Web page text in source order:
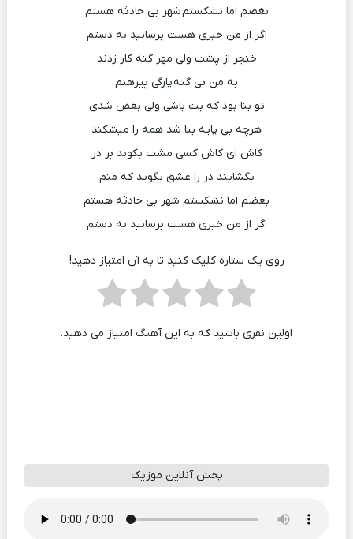
بغضم اما نشکستم شهر بی حادثه هستم
اگر از من خبری هست برسانید به دستم
خنجر از پشت ولی مهر گنه کار زدند
به من بی گنه پارگی پیرهنم
تو بنا بود که بت باشی ولی بغض شدی
هرچه بی پایه بنا شد همه را میشکند
کاش ای کاش کسی مشت بکوبد بر در
بگشایند در را عشق بگوید که منم
بغضم اما نشکستم شهر بی حادثه هستم
اگر از من خبری هست برسانید به دستم
روی یک ستاره کلیک کنید تا به آن امتیاز دهید!
اولین نفری باشید که به این آهنگ امتیاز می دهید.
پخش آنلاین موزیک